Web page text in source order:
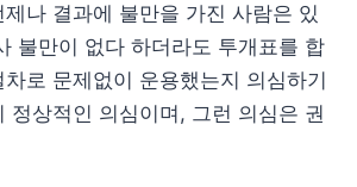
나 결과에 불만을 가진 사람은 있
불만이 없다 하더라도 투개표를 합
로 문제없이 운용했는지 의심하기
정상적인 의심이며, 그런 의심은 권